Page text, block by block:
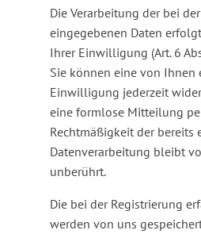
Die Verarbeitung der bei
eingegebenen Daten
Ihrer Einwilligung (Art. 6
Sie können eine von Ihnen
Einwilligung jederzeit
eine formlose Mitteilung
Rechtmäßigkeit der bereits
Datenverarbeitung bleibt
unberührt.
Die bei der Registrierung
werden von uns